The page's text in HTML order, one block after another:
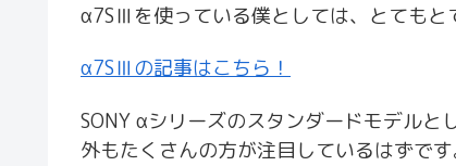
α7SⅢを使っている僕としては、とてもと
α7SⅢの記事はこちら！
SONY αシリーズのスタンダードモデル
外もたくさんの方が注目しているはずです